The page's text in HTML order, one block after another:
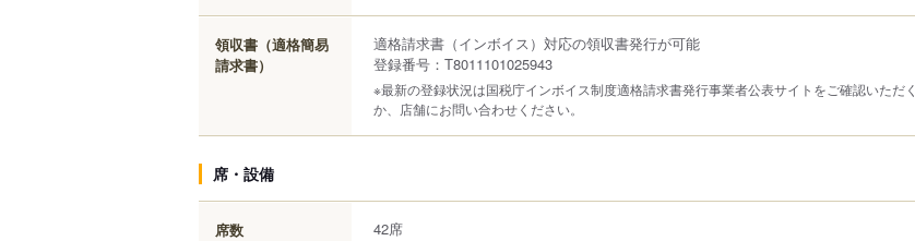
領収書（適格簡易
請求書）
適格請求書（インボイス）対応の領収書発行が可能
登録番号：T8011101025943
※最新の登録状況は国税庁インボイス制度適格請求書発行事業者公表サイトをご確認いただく
か、店舗にお問い合わせください。
席・設備
席数 42席